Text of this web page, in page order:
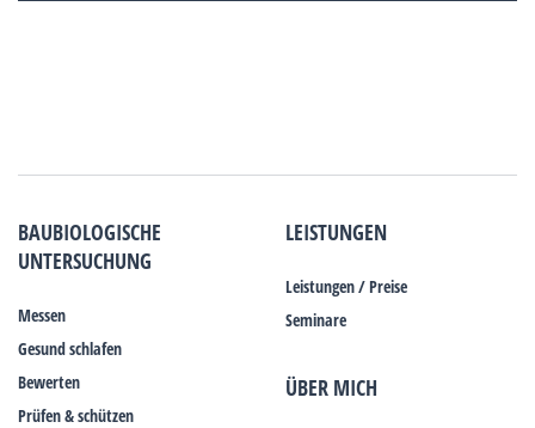
BAUBIOLOGISCHE
UNTERSUCHUNG
Messen
Gesund schlafen
Bewerten
Prüfen & schützen
LEISTUNGEN
Leistungen / Preise
Seminare
ÜBER MICH